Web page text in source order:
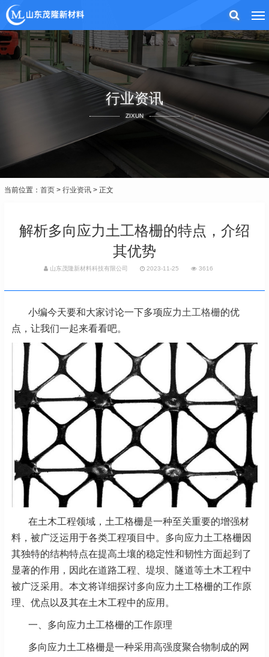
行业资讯
ZIXUN
当前位置： 首页 > 行业资讯 > 正文
解析多向应力土工格栅的特点，介绍
其优势
山东茂隆新材料科技有限公司 2023-11-25 3616
小编今天要和大家讨论一下多项应力土工格栅的优
点，让我们一起来看看吧。
在土木工程领域，土工格栅是一种至关重要的增强材
料，被广泛运用于各类工程项目中。多向应力土工格栅因
其独特的结构特点在提高土壤的稳定性和韧性方面起到了
显著的作用，因此在道路工程、堤坝、隧道等土木工程中
被广泛采用。本文将详细探讨多向应力土工格栅的工作原
理、优点以及其在土木工程中的应用。
一、多向应力土工格栅的工作原理
多向应力土工格栅是一种采用高强度聚合物制成的网